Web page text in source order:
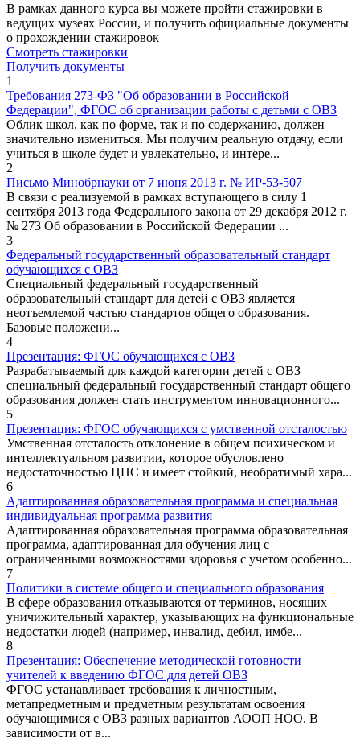
В рамках данного курса вы можете пройти стажировки в
ведущих музеях России, и получить официальные документы
о прохождении стажировок
Смотреть стажировки
Получить документы
1
Требования 273-ФЗ "Об образовании в Российской
Федерации", ФГОC об организации работы с детьми с ОВЗ
Облик школ, как по форме, так и по содержанию, должен
значительно измениться. Мы получим реальную отдачу, если
учиться в школе будет и увлекательно, и интере...
2
Письмо Минобрнауки от 7 июня 2013 г. № ИР-53-507
В связи с реализуемой в рамках вступающего в силу 1
сентября 2013 года Федерального закона от 29 декабря 2012 г.
№ 273 Об образовании в Российской Федерации ...
3
Федеральный государственный образовательный стандарт
обучающихся с ОВЗ
Специальный федеральный государственный
образовательный стандарт для детей с ОВЗ является
неотъемлемой частью стандартов общего образования.
Базовые положени...
4
Презентация: ФГОС обучающихся с ОВЗ
Разрабатываемый для каждой категории детей с ОВЗ
специальный федеральный государственный стандарт общего
образования должен стать инструментом инновационного...
5
Презентация: ФГОС обучающихся с умственной отсталостью
Умственная отсталость отклонение в общем психическом и
интеллектуальном развитии, которое обусловлено
недостаточностью ЦНС и имеет стойкий, необратимый хара...
6
Адаптированная образовательная программа и специальная
индивидуальная программа развития
Адаптированная образовательная программа образовательная
программа, адаптированная для обучения лиц с
ограниченными возможностями здоровья с учетом особенно...
7
Политики в системе общего и специального образования
В сфере образования отказываются от терминов, носящих
уничижительный характер, указывающих на функциональные
недостатки людей (например, инвалид, дебил, имбе...
8
Презентация: Обеспечение методической готовности
учителей к введению ФГОС для детей ОВЗ
ФГОС устанавливает требования к личностным,
метапредметным и предметным результатам освоения
обучающимися с ОВЗ разных вариантов АООП НОО. В
зависимости от в...